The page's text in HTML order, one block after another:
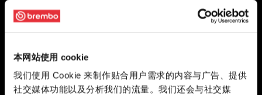
本网站使用 cookie
我们使用 Cookie 来制作贴合用户需求的内容与广告、提供
社交媒体功能以及分析我们的流量。我们还会与社交媒